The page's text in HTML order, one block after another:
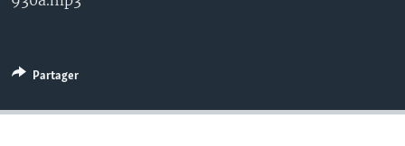
Partager